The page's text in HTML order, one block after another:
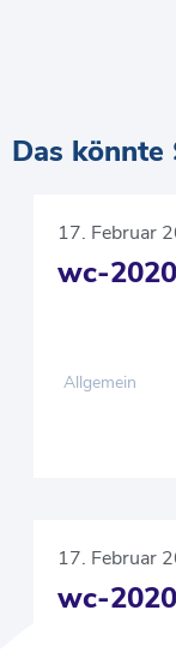
Das könnte
17. Februar
wc-
Allgemein
17. Februar
wc-